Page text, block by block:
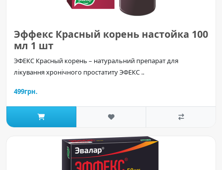
Эффекс Красный корень настойка 100
мл 1 шт
ЭФЕКС Красный корень – натуральний препарат для
лікування хронічного простатиту ЭФЕКС ..
499грн.